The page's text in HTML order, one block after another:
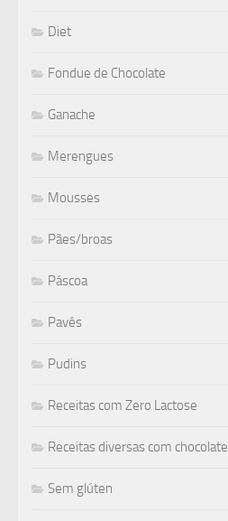
Diet
Fondue de Chocolate
Ganache
Merengues
Mousses
Pães/broas
Páscoa
Pavês
Pudins
Receitas com Zero Lactose
Receitas diversas com chocolate
Sem glúten